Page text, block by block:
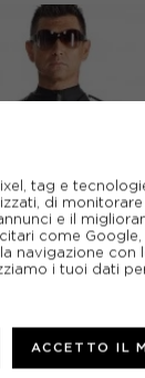
ASSOS
MILLE EVO7
tag e
di
e il
come Google,
navigazione con
i tuoi dati
ACCETTO IL